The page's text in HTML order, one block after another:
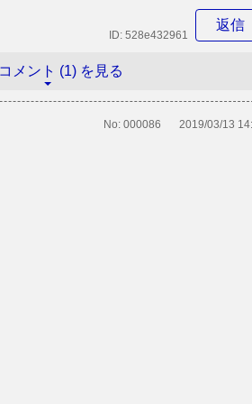
返信
ID: 528e432961
メント (1) を見る
No: 000086 2019/03/13